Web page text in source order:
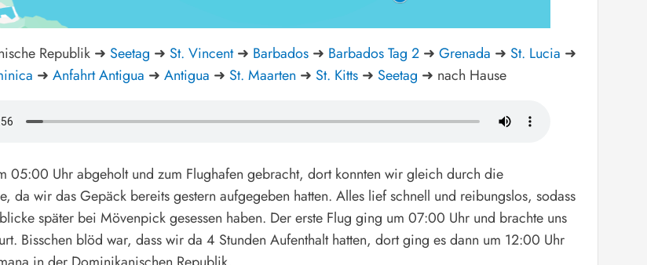
Republik ➜ Seetag ➜ St. Vincent➜ Barbados ➜ Barbados Tag 2 ➜ Grenada ➜ St. Lucia ➜
➜ Anfahrt Antigua ➜ Antigua ➜ St. Maarten ➜ St. Kitts ➜ Seetag ➜ nach Hause
05:00 Uhr abgeholt und zum Flughafen gebracht, dort konnten wir gleich durch die
da wir das Gepäck bereits gestern aufgegeben hatten. Alles lief schnell und reibungslos, sodass
später bei Mövenpick gesessen haben. Der erste Flug ging um 07:00 Uhr und brachte uns
Bisschen blöd war, dass wir da 4 Stunden Aufenthalt hatten, dort ging es dann um 12:00 Uhr